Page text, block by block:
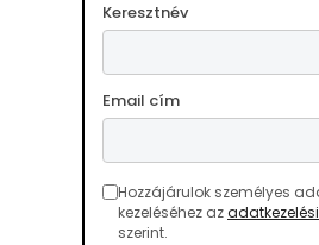
Keresztnév
Email cím
Hozzájárulok személyes
kezeléséhez az
szerint.